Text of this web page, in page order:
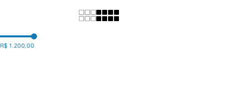
R$ 1.200,00